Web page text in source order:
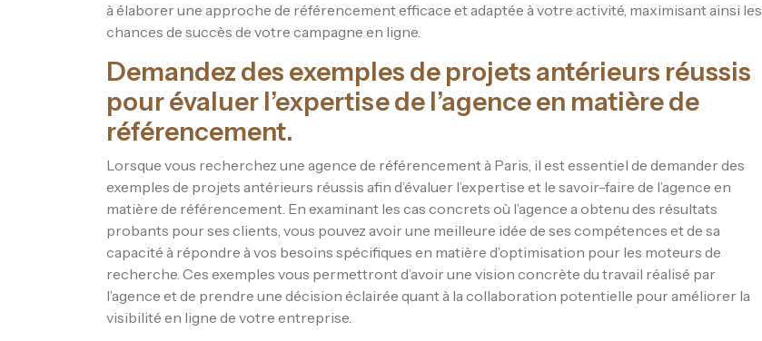
à élaborer une approche de référencement efficace et adaptée à votre activité, maximisant ainsi les
chances de succès de votre campagne en ligne.
Demandez des exemples de projets antérieurs réussis
pour évaluer l’expertise de l’agence en matière de
référencement.
Lorsque vous recherchez une agence de référencement à Paris, il est essentiel de demander des
exemples de projets antérieurs réussis afin d’évaluer l’expertise et le savoir-faire de l’agence en
matière de référencement. En examinant les cas concrets où l’agence a obtenu des résultats
probants pour ses clients, vous pouvez avoir une meilleure idée de ses compétences et de sa
capacité à répondre à vos besoins spécifiques en matière d’optimisation pour les moteurs de
recherche. Ces exemples vous permettront d’avoir une vision concrète du travail réalisé par
l’agence et de prendre une décision éclairée quant à la collaboration potentielle pour améliorer la
visibilité en ligne de votre entreprise.